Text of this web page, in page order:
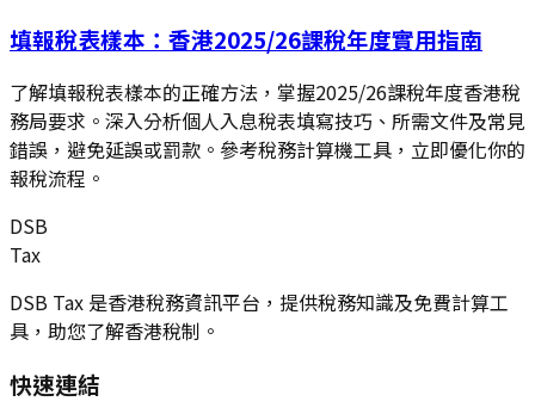
填報稅表樣本：香港2025/26課稅年度實用指南
了解填報稅表樣本的正確方法，掌握2025/26課稅年度香港稅
務局要求。深入分析個人入息稅表填寫技巧、所需文件及常見
錯誤，避免延誤或罰款。參考稅務計算機工具，立即優化你的
報稅流程。
DSB
Tax
DSB Tax 是香港稅務資訊平台，提供稅務知識及免費計算工
具，助您了解香港稅制。
快速連結